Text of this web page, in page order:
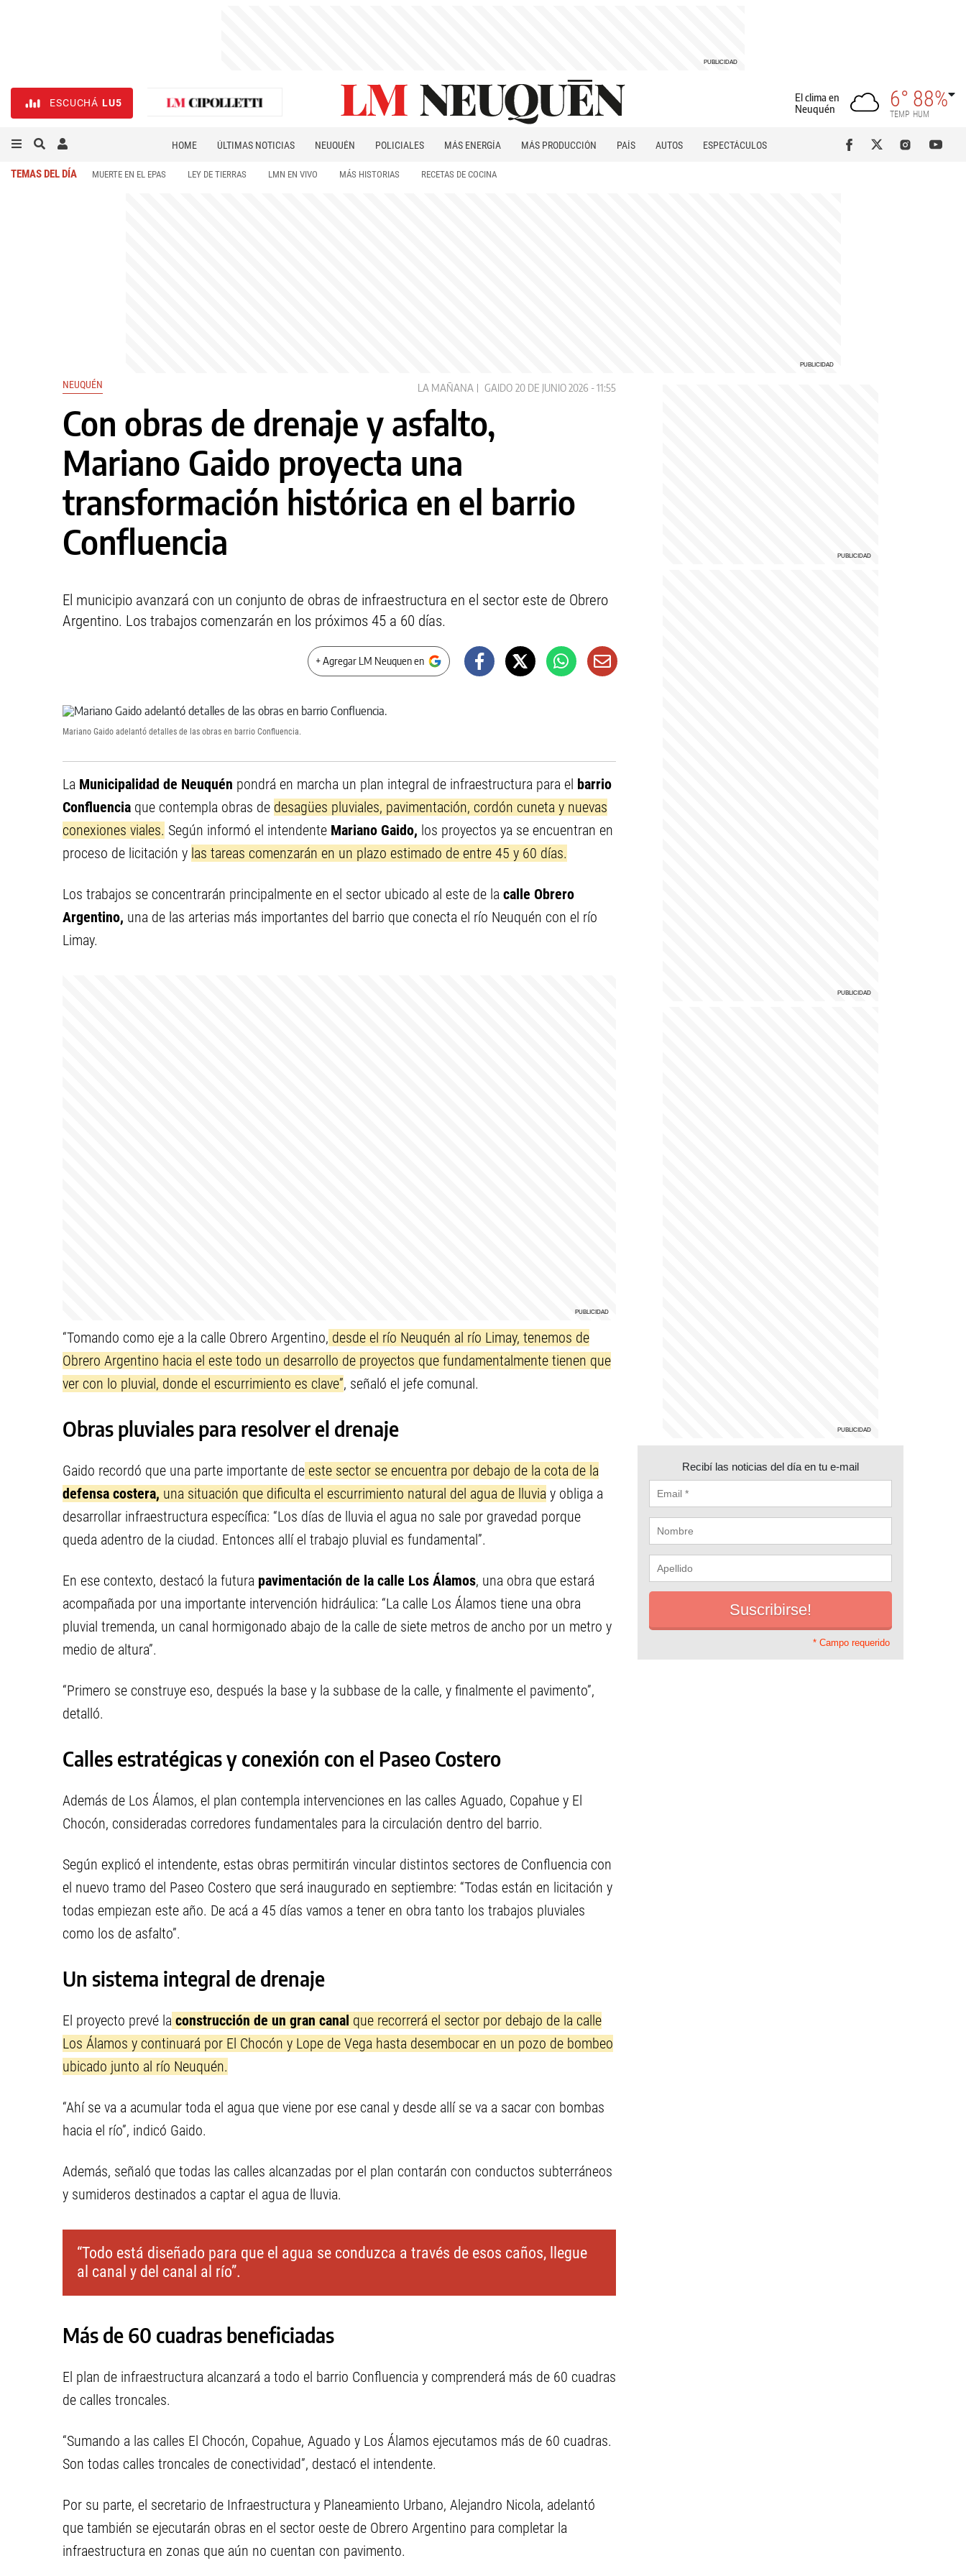
ESCUCHÁ LU5
El clima en
Neuquén
6°
TEMP
88%
HUM
HOME ÚLTIMAS NOTICIAS NEUQUÉN POLICIALES MÁS ENERGÍA MÁS PRODUCCIÓN PAÍS AUTOS
ESPECTÁCULOS
TEMAS DEL DÍA MUERTE EN EL EPAS LEY DE TIERRAS LMN EN VIVO MÁS HISTORIAS RECETAS DE COCINA
NEUQUÉN LA MAÑANA GAIDO 20 DE JUNIO 2026 - 11:55
Con obras de drenaje y asfalto,
Mariano Gaido proyecta una
transformación histórica en el barrio
Confluencia
El municipio avanzará con un conjunto de obras de infraestructura en el sector este de Obrero
Argentino. Los trabajos comenzarán en los próximos 45 a 60 días.
+ Agregar LM Neuquen en
Mariano Gaido adelantó detalles de las obras en barrio Confluencia.
La Municipalidad de Neuquén pondrá en marcha un plan integral de infraestructura para el barrio
Confluencia que contempla obras de desagües pluviales, pavimentación, cordón cuneta y nuevas
conexiones viales. Según informó el intendente Mariano Gaido, los proyectos ya se encuentran en
proceso de licitación y las tareas comenzarán en un plazo estimado de entre 45 y 60 días.
Los trabajos se concentrarán principalmente en el sector ubicado al este de la calle Obrero
Argentino, una de las arterias más importantes del barrio que conecta el río Neuquén con el río
Limay.
“Tomando como eje a la calle Obrero Argentino, desde el río Neuquén al río Limay, tenemos de
Obrero Argentino hacia el este todo un desarrollo de proyectos que fundamentalmente tienen que
ver con lo pluvial, donde el escurrimiento es clave”, señaló el jefe comunal.
Obras pluviales para resolver el drenaje
Gaido recordó que una parte importante de este sector se encuentra por debajo de la cota de la
defensa costera, una situación que dificulta el escurrimiento natural del agua de lluvia y obliga a
desarrollar infraestructura específica: “Los días de lluvia el agua no sale por gravedad porque
queda adentro de la ciudad. Entonces allí el trabajo pluvial es fundamental”.
En ese contexto, destacó la futura pavimentación de la calle Los Álamos, una obra que estará
acompañada por una importante intervención hidráulica: “La calle Los Álamos tiene una obra
pluvial tremenda, un canal hormigonado abajo de la calle de siete metros de ancho por un metro y
medio de altura”.
“Primero se construye eso, después la base y la subbase de la calle, y finalmente el pavimento”,
detalló.
Calles estratégicas y conexión con el Paseo Costero
Además de Los Álamos, el plan contempla intervenciones en las calles Aguado, Copahue y El
Chocón, consideradas corredores fundamentales para la circulación dentro del barrio.
Según explicó el intendente, estas obras permitirán vincular distintos sectores de Confluencia con
el nuevo tramo del Paseo Costero que será inaugurado en septiembre: “Todas están en licitación y
todas empiezan este año. De acá a 45 días vamos a tener en obra tanto los trabajos pluviales
como los de asfalto”.
Un sistema integral de drenaje
El proyecto prevé la construcción de un gran canal que recorrerá el sector por debajo de la calle
Los Álamos y continuará por El Chocón y Lope de Vega hasta desembocar en un pozo de bombeo
ubicado junto al río Neuquén.
“Ahí se va a acumular toda el agua que viene por ese canal y desde allí se va a sacar con bombas
hacia el río”, indicó Gaido.
Además, señaló que todas las calles alcanzadas por el plan contarán con conductos subterráneos
y sumideros destinados a captar el agua de lluvia.
“Todo está diseñado para que el agua se conduzca a través de esos caños, llegue
al canal y del canal al río”.
Más de 60 cuadras beneficiadas
El plan de infraestructura alcanzará a todo el barrio Confluencia y comprenderá más de 60 cuadras
de calles troncales.
“Sumando a las calles El Chocón, Copahue, Aguado y Los Álamos ejecutamos más de 60 cuadras.
Son todas calles troncales de conectividad”, destacó el intendente.
Por su parte, el secretario de Infraestructura y Planeamiento Urbano, Alejandro Nicola, adelantó
que también se ejecutarán obras en el sector oeste de Obrero Argentino para completar la
infraestructura en zonas que aún no cuentan con pavimento.
Recibí las noticias del día en tu e-mail
* Campo requerido